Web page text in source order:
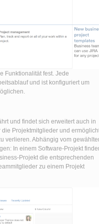
Funktionalität fest. Jede
und ist konfiguriert um
und findet sich erweitert auch in
Projektmitglieder und
verlieren. Abhängig vom
In einem Software-Projekt
Projekt die entsprechenden
zu einem Projekt